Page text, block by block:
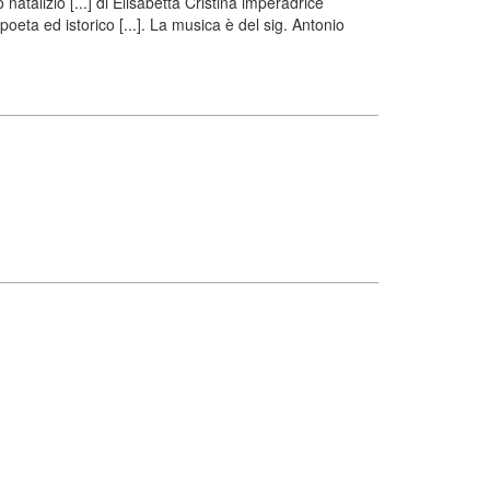
ed istorico [...]. La musica è del sig. Antonio